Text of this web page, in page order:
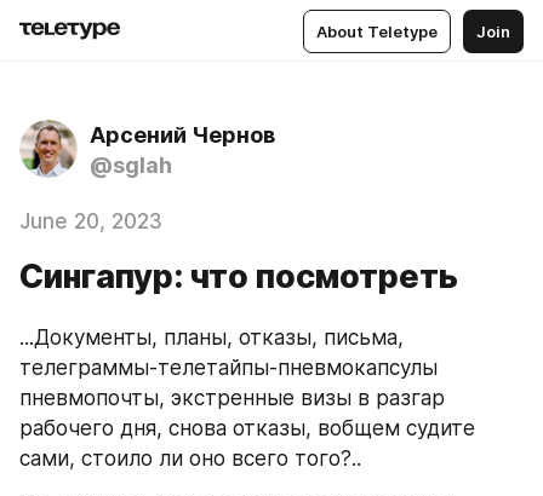
About Teletype Join
Арсений Чернов
@sglah
June 20, 2023
Cингапур: что посмотреть
...Документы, планы, отказы, письма,
телеграммы-телетайпы-пневмокапсулы
пневмопочты, экстренные визы в разгар
рабочего дня, снова отказы, вобщем судите
сами, стоило ли оно всего того?..